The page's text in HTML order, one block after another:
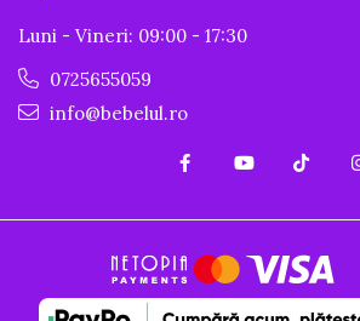
Luni - Vineri: 09:00 - 17:30
0725655059
info@bebelul.ro